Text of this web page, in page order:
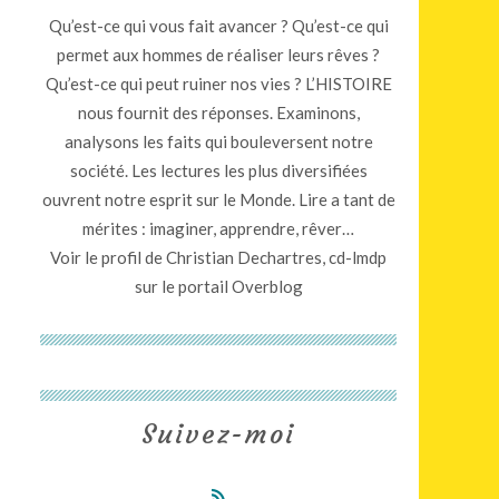
: Les criminels vont-ils tous en enfer ? :
Qu’est-ce qui vous fait avancer ? Qu’est-ce qui
permet aux hommes de réaliser leurs rêves ?
Qu’est-ce qui peut ruiner nos vies ? L’HISTOIRE
nous fournit des réponses. Examinons,
analysons les faits qui bouleversent notre
société. Les lectures les plus diversifiées
ouvrent notre esprit sur le Monde. Lire a tant de
mérites : imaginer, apprendre, rêver…
Voir le profil deChristian Dechartres, cd-lmdp
sur le portail Overblog
Suivez-moi